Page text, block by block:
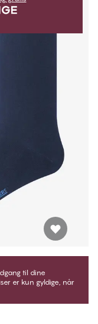
til dine
er kun gyldige, når